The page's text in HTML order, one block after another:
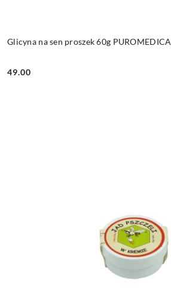
Glicyna na sen proszek 60g PUROMEDICA
Cena:
49.00